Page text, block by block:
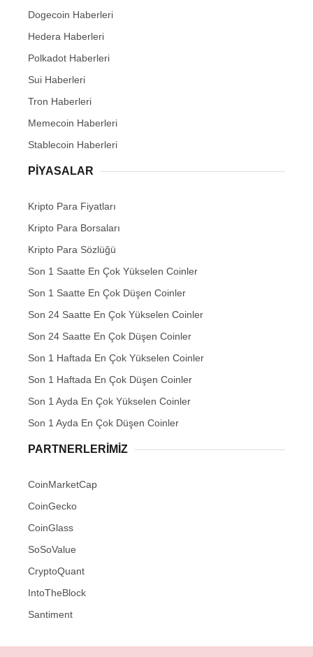
Dogecoin Haberleri
Hedera Haberleri
Polkadot Haberleri
Sui Haberleri
Tron Haberleri
Memecoin Haberleri
Stablecoin Haberleri
PIYASALAR
Kripto Para Fiyatları
Kripto Para Borsaları
Kripto Para Sözlüğü
Son 1 Saatte En Çok Yükselen Coinler
Son 1 Saatte En Çok Düşen Coinler
Son 24 Saatte En Çok Yükselen Coinler
Son 24 Saatte En Çok Düşen Coinler
Son 1 Haftada En Çok Yükselen Coinler
Son 1 Haftada En Çok Düşen Coinler
Son 1 Ayda En Çok Yükselen Coinler
Son 1 Ayda En Çok Düşen Coinler
PARTNERLERIMIZ
CoinMarketCap
CoinGecko
CoinGlass
SoSoValue
CryptoQuant
IntoTheBlock
Santiment